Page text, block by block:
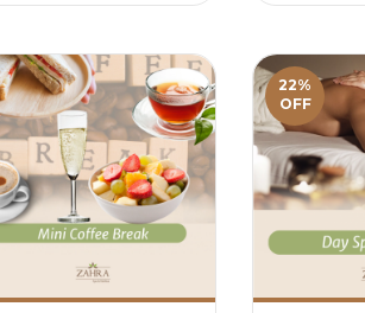
22%
OFF